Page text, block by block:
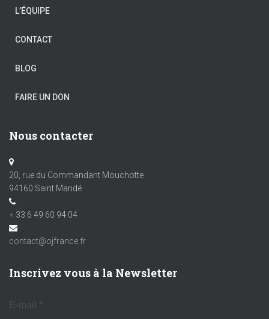
L’ÉQUIPE
CONTACT
BLOG
FAIRE UN DON
Nous contacter
20, rue du Commandant Mouchotte
94160 Saint Mandé
+ 33 6 49 60 94 04
contact@ojfrance.fr
Inscrivez vous à la Newsletter
E-mail *